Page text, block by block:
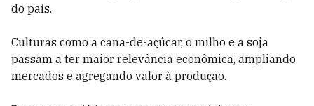
do país.
Culturas como a cana-de-açúcar, o milho e a soja
passam a ter maior relevância econômica, ampliando
mercados e agregando valor à produção.